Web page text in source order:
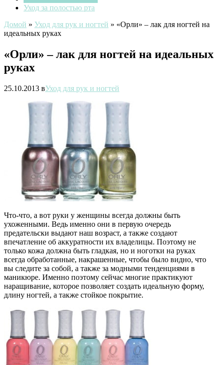
Уход за полостью рта
Домой » Уход для рук и ногтей » «Орли» – лак для ногтей на
идеальных руках
«Орли» – лак для ногтей на идеальных
руках
25.10.2013 вУход для рук и ногтей
Что-что, а вот руки у женщины всегда должны быть
ухоженными. Ведь именно они в первую очередь
предательски выдают наш возраст, а также создают
впечатление об аккуратности их владелицы. Поэтому не
только кожа должна быть гладкая, но и ноготки на руках
всегда обработанные, накрашенные, чтобы было видно, что
вы следите за собой, а также за модными тенденциями в
маникюре. Именно поэтому сейчас многие практикуют
наращивание, которое позволяет создать идеальную форму,
длину ногтей, а также стойкое покрытие.